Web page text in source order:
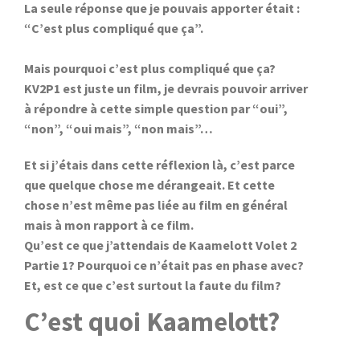
La seule réponse que je pouvais apporter était :
“C’est plus compliqué que ça”.
Mais pourquoi c’est plus compliqué que ça?
KV2P1 est juste un film, je devrais pouvoir arriver
à répondre à cette simple question par “oui”,
“non”, “oui mais”, “non mais”…
Et si j’étais dans cette réflexion là, c’est parce
que quelque chose me dérangeait. Et cette
chose n’est même pas liée au film en général
mais à mon rapport à ce film.
Qu’est ce que j’attendais de Kaamelott Volet 2
Partie 1? Pourquoi ce n’était pas en phase avec?
Et, est ce que c’est surtout la faute du film?
C’est quoi Kaamelott?